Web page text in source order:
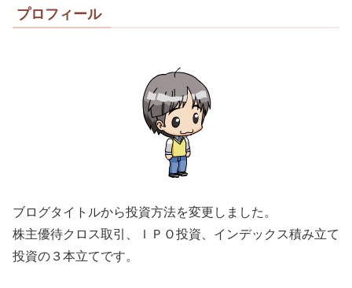
プロフィール
ブログタイトルから投資方法を変更しました。
株主優待クロス取引、ＩＰＯ投資、インデックス積み立て
投資の３本立てです。